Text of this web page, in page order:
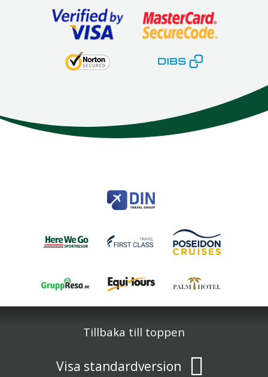
235 39
Telefon040 45 63 50
Org nr 5565262721
Sajtkarta
Tillbaka till toppen
Visa standardversion